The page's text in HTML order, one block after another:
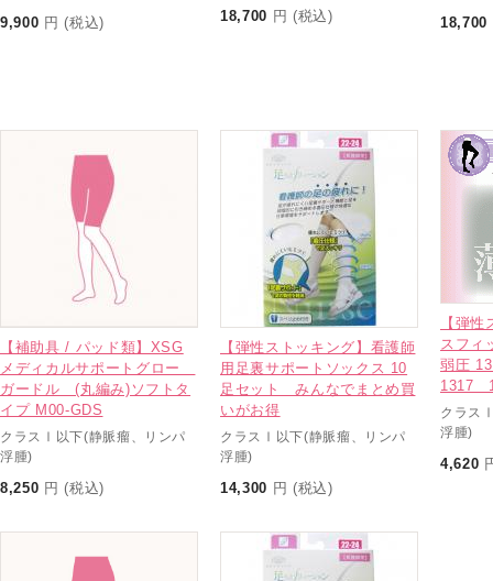
9,900 円 (税込) 18,700 円 (税込) 18,700
【補助具 / パッド類】XSG
メディカルサポートグロー
ガードル (丸編み)ソフトタ
イプ M00-GDS
クラスⅠ以下(静脈瘤、リンパ
浮腫)
8,250 円 (税込)
【弾性ストッキング】看護師
用足裏サポートソックス 10
足セット みんなでまとめ買
いがお得
クラスⅠ以下(静脈瘤、リンパ
浮腫)
14,300 円 (税込)
【弾
スフ
弱圧
1317
クラス
浮腫)
4,620